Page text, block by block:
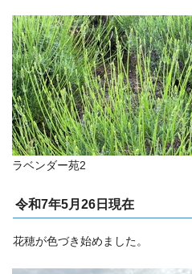
ラベンダー苑2
令和7年5月26日現在
花穂が色づき始めました。